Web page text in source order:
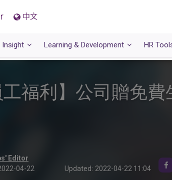
中文
Insight Learning & Development HR
工福利】公司贈免
Editor
04-22 Updated: 2022-04-22 11:04